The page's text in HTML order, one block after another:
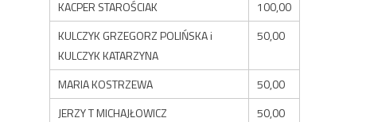
KACPER STAROŚCIAK
100,00
KULCZYK GRZEGORZ POLIŃSKA i
KULCZYK KATARZYNA
50,00
MARIA KOSTRZEWA
50,00
JERZY T MICHAJŁOWICZ
50,00